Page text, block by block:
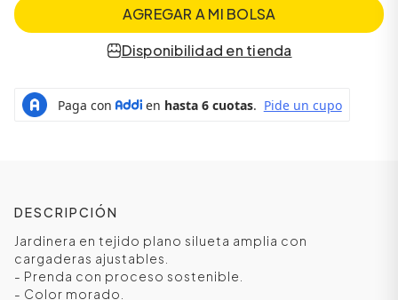
AGREGAR A MI BOLSA
Disponibilidad en tienda
DESCRIPCIÓN
Jardinera en tejido plano silueta amplia con
cargaderas ajustables.
- Prenda con proceso sostenible.
- Color morado.